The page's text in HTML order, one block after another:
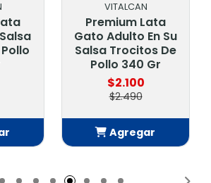
VITALCAN
Premium Lata
Gato Adulto En Su
Salsa Trocitos De
Pollo 340 Gr
$2.100
$2.490
Agregar